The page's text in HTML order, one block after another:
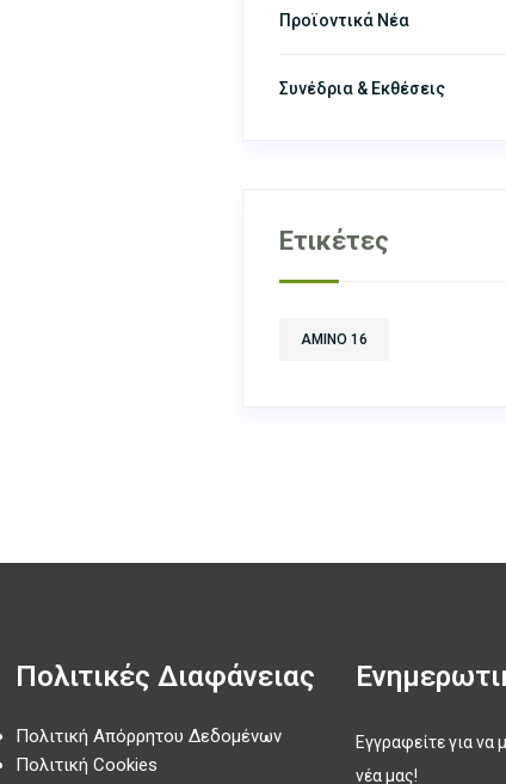
Προϊοντικά Νέα
Συνέδρια & Εκθέσεις
Ετικέτες
AMINO 16
Πολιτικές Διαφάνειας
Πολιτική Απόρρητου Δεδομένων
Πολιτική Cookies
Εγγραφείτε για να
νέα μας!